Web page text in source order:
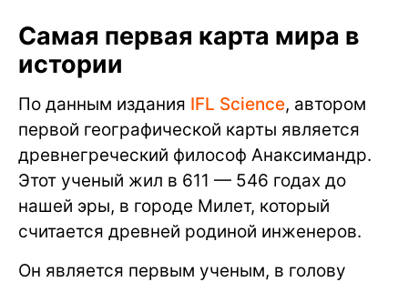
Самая первая карта мира в
истории
По данным издания IFL Science, автором
первой географической карты является
древнегреческий философ Анаксимандр.
Этот ученый жил в 611 — 546 годах до
нашей эры, в городе Милет, который
считается древней родиной инженеров.
Он является первым ученым, в голову